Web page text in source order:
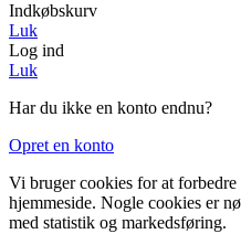
Indkøbskurv
Luk
Log ind
Luk
Har du ikke en konto endnu?
Opret en konto
Vi bruger cookies for at
hjemmeside. Nogle cookies er
med statistik og markedsføring.